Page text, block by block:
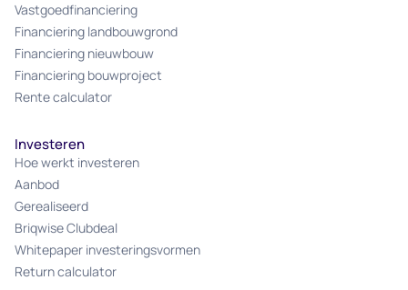
Vastgoedfinanciering
Financiering landbouwgrond
Financiering nieuwbouw
Financiering bouwproject
Rente calculator
Investeren
Hoe werkt investeren
Aanbod
Gerealiseerd
Briqwise Clubdeal
Whitepaper investeringsvormen
Return calculator